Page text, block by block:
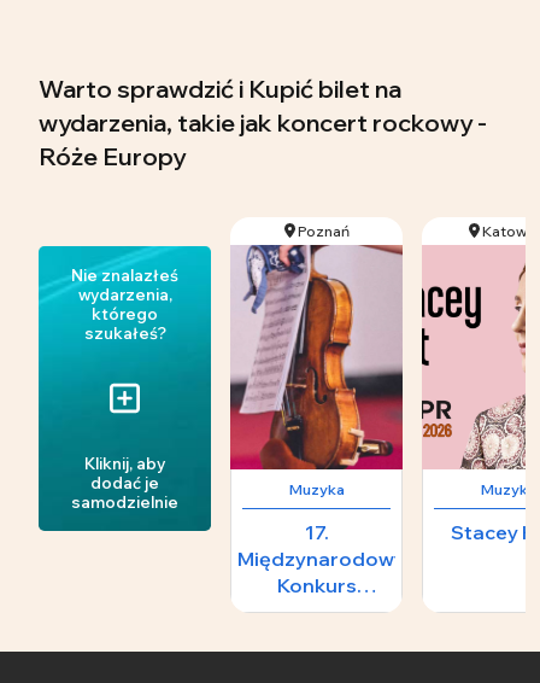
Warto sprawdzić i Kupić bilet na
wydarzenia, takie jak koncert rockowy -
Róże Europy
Nie znalazłeś
wydarzenia,
którego
szukałeś?
Kliknij, aby
dodać je
samodzielnie
Poznań
Muzyka
17.
Międzynarodowy
Konkurs
Skrzypcowy im.
Muzyka
Stacey